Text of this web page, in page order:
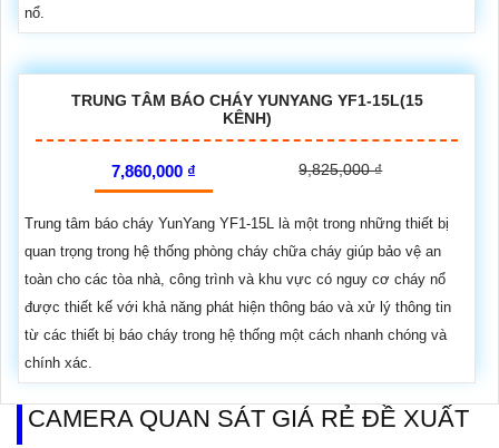
nổ.
TRUNG TÂM BÁO CHÁY YUNYANG YF1-15L(15
KÊNH)
7,860,000 ₫ 9,825,000 ₫
Trung tâm báo cháy YunYang YF1-15L là một trong những thiết bị
quan trọng trong hệ thống phòng cháy chữa cháy giúp bảo vệ an
toàn cho các tòa nhà, công trình và khu vực có nguy cơ cháy nổ
được thiết kế với khả năng phát hiện thông báo và xử lý thông tin
từ các thiết bị báo cháy trong hệ thống một cách nhanh chóng và
chính xác.
CAMERA QUAN SÁT GIÁ RẺ ĐỀ XUẤT